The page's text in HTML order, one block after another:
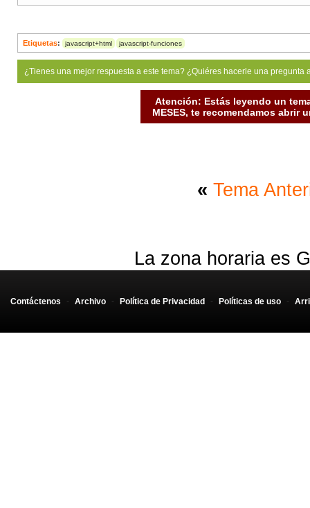
Etiquetas: javascript+html javascript-funciones
¿Tienes una mejor respuesta a este tema? ¿Quiéres hacerle una
Atención: Estás leyendo un
MESES, te recomendamos abrir
« Tema
La zona horaria es
Contáctenos - Archivo - Política de Privacidad - Políticas de uso -